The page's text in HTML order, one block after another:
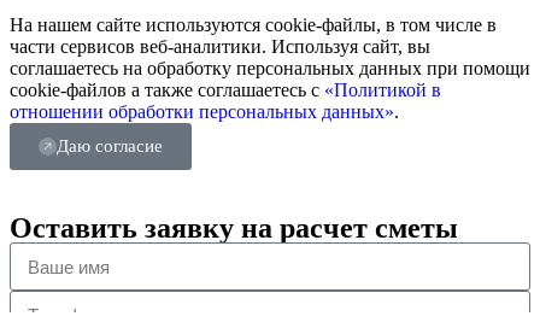
На нашем сайте используются cookie-файлы, в том числе в
части сервисов веб-аналитики. Используя сайт, вы
соглашаетесь на обработку персональных данных при помощи
cookie-файлов а также соглашаетесь с «Политикой в
отношении обработки персональных данных».
Даю согласие
Оставить заявку на расчет сметы